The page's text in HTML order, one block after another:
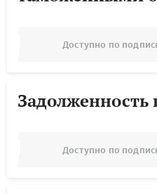
Доступно по
Доступно по